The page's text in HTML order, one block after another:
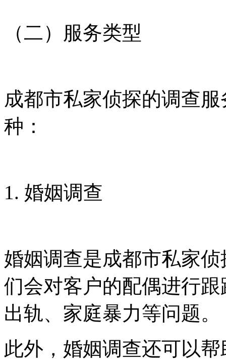
（二）服务类型
成都市私家侦探的调查
种：
1. 婚姻调查
婚姻调查是成都市私家
们会对客户的配偶进行
出轨、家庭暴力等问题。
此外，婚姻调查还可以